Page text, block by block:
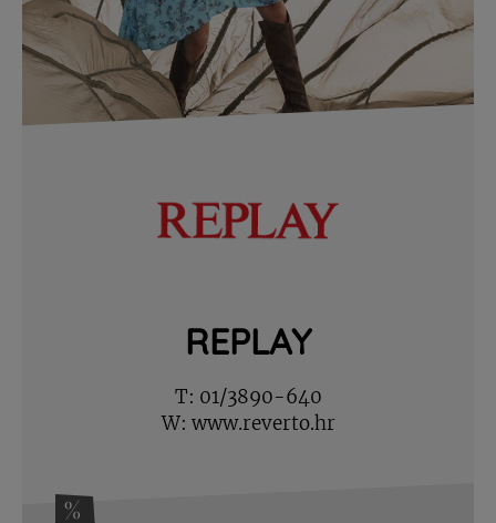
REPLAY
T: 01/3890-640
W: www.reverto.hr
%